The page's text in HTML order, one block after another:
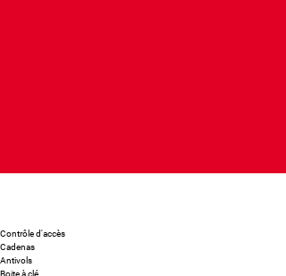
Contrôle d'accès
Cadenas
Antivols
Boite à clé